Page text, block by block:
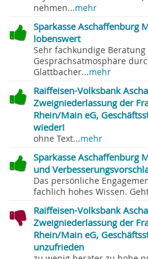
nehmen...mehr
Sparkasse Aschaffenburg
lobenswert
Sehr fachkundige
Gesprächsatmosphäre
Glattbacher...mehr
Raiffeisen-Volksbank
Zweigniederlassung der
Rhein/Main eG,
wieder!
ohne Text...mehr
Sparkasse Aschaffenburg
und
Das persönliche
fachlich hohes Wissen.
Raiffeisen-Volksbank
Zweigniederlassung der
Rhein/Main eG,
unzufrieden